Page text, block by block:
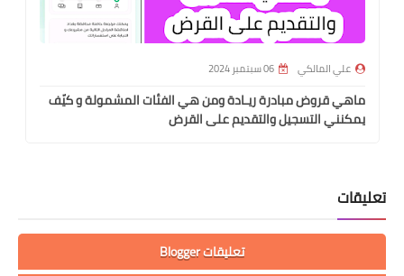
علي المالكي 06 سبتمبر 2024
ماهي قروض مبادرة ريـادة ومن هي الفئات المشمولة و كيّف
يمكنني التسجيل والتقديم على القرض
تعليقات
تعليقات Blogger